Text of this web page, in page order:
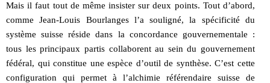
Mais il faut tout de même insister sur deux points. Tout d’abord,
comme Jean-Louis Bourlanges l’a souligné, la spécificité du
système suisse réside dans la concordance gouvernementale :
tous les principaux partis collaborent au sein du gouvernement
fédéral, qui constitue une espèce d’outil de synthèse. C’est cette
configuration qui permet à l’alchimie référendaire suisse de